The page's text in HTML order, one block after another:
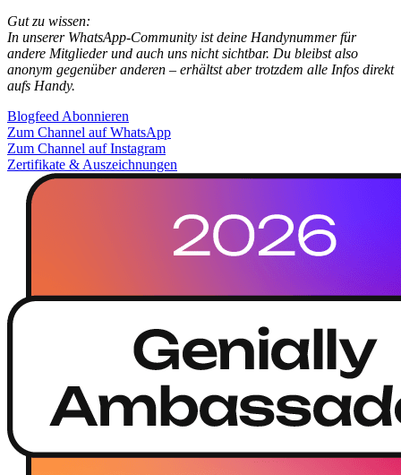
Gut zu wissen:
In unserer WhatsApp-Community ist deine Handynummer für
andere Mitglieder und auch uns nicht sichtbar. Du bleibst also
anonym gegenüber anderen – erhältst aber trotzdem alle Infos direkt
aufs Handy.
Blogfeed Abonnieren
Zum Channel auf WhatsApp
Zum Channel auf Instagram
Zertifikate & Auszeichnungen